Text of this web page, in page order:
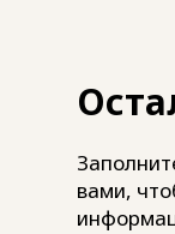
вами,